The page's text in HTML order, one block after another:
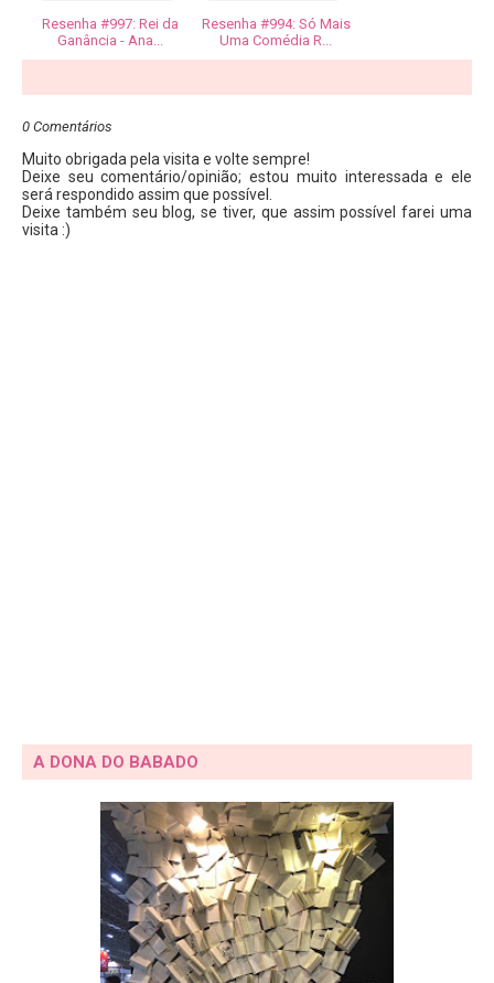
Resenha #997: Rei da
Ganância - Ana...
Resenha #994: Só Mais
Uma Comédia R...
0 Comentários
Muito obrigada pela visita e volte sempre!
Deixe seu comentário/opinião; estou muito interessada e ele
será respondido assim que possível.
Deixe também seu blog, se tiver, que assim possível farei uma
visita :)
A DONA DO BABADO